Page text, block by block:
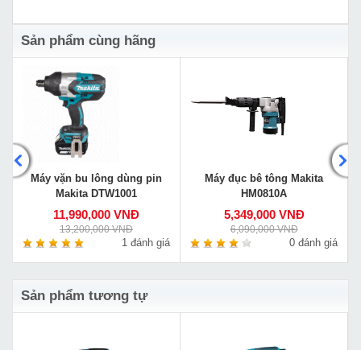
Sản phẩm cùng hãng
Máy vặn bu lông dùng pin
Makita DTW1001
11,990,000 VNĐ
13,200,000 VNĐ
1 đánh giá
Máy đục bê tông Makita
HM0810A
5,349,000 VNĐ
6,090,000 VNĐ
0 đánh giá
Sản phẩm tương tự